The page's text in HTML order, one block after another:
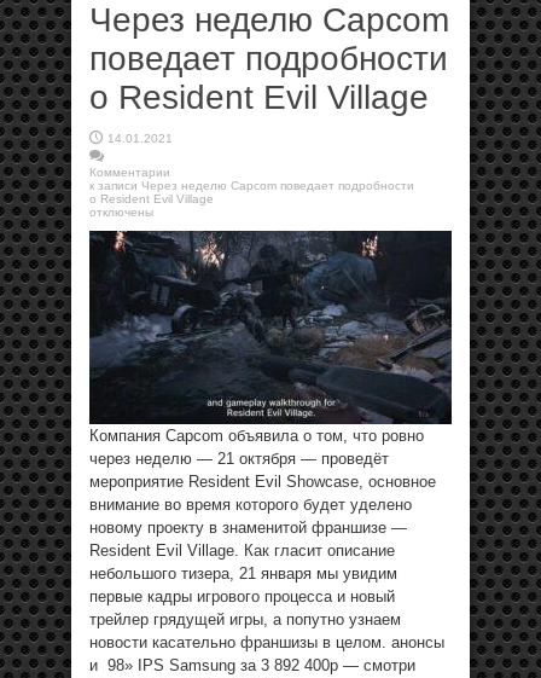
Через неделю Capcom
поведает подробности
о Resident Evil Village
14.01.2021
Комментарии
к записи Через неделю Capcom поведает подробности
о Resident Evil Village
отключены
Компания Capcom объявила о том, что ровно
через неделю — 21 октября — проведёт
мероприятие Resident Evil Showcase, основное
внимание во время которого будет уделено
новому проекту в знаменитой франшизе —
Resident Evil Village. Как гласит описание
небольшого тизера, 21 января мы увидим
первые кадры игрового процесса и новый
трейлер грядущей игры, а попутно узнаем
новости касательно франшизы в целом. анонсы
и 98» IPS Samsung за 3 892 400р — смотри